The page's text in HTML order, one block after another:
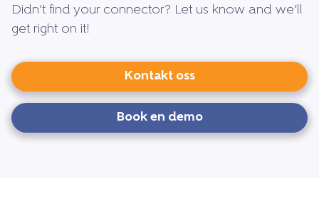
Didn’t find your connector? Let us know and we’ll
get right on it!
Kontakt oss
Book en demo